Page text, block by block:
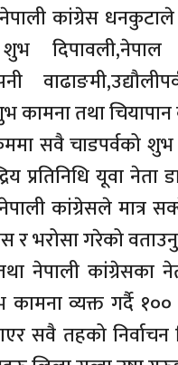
नेपाली कांग्रेस
दिपावली,नेपाल
कामना तथा
सवै चाडपर्वको
प्रतिनिधि यूवा
कांग्रेसले मात्र
र भरोसा गरेको
तथा नेपाली
व्यक्त गर्दै
सवै तहको